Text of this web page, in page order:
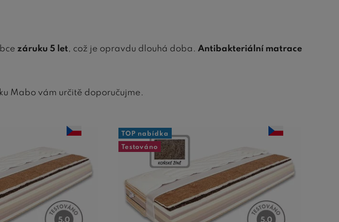
záruku 5 let, což je opravdu dlouhá doba. Antibakteriální matrace
Mabo vám určitě doporučujme.
TOP nabídka
Testováno